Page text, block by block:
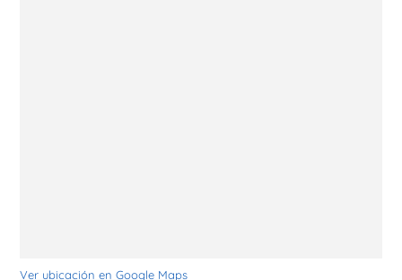
Ver ubicación en Google Maps